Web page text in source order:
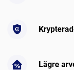
Lägre